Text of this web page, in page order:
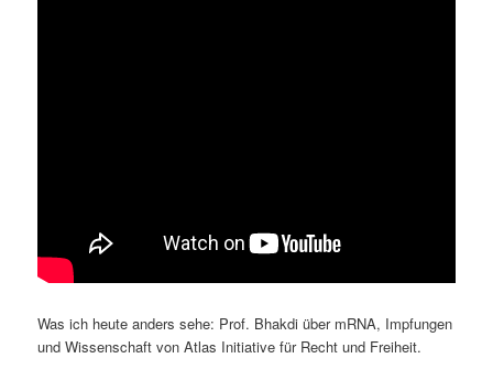
Was ich heute anders sehe: Prof. Bhakdi über mRNA, Impfungen
und Wissenschaft von Atlas Initiative für Recht und Freiheit.